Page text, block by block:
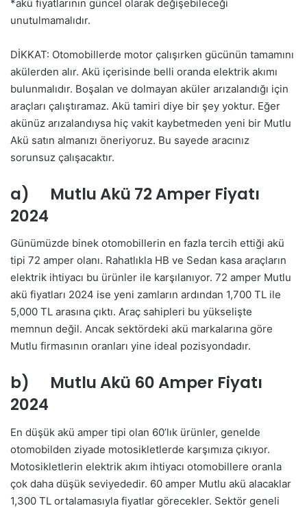
*akü fiyatlarının güncel olarak değişebileceği
unutulmamalıdır.
DİKKAT: Otomobillerde motor çalışırken gücünün tamamını
akülerden alır. Akü içerisinde belli oranda elektrik akımı
bulunmalıdır. Boşalan ve dolmayan aküler arızalandığı için
araçları çalıştıramaz. Akü tamiri diye bir şey yoktur. Eğer
akünüz arızalandıysa hiç vakit kaybetmeden yeni bir Mutlu
Akü satın almanızı öneriyoruz. Bu sayede aracınız
sorunsuz çalışacaktır.
a) Mutlu Akü 72 Amper Fiyatı
2024
Günümüzde binek otomobillerin en fazla tercih ettiği akü
tipi 72 amper olanı. Rahatlıkla HB ve Sedan kasa araçların
elektrik ihtiyacı bu ürünler ile karşılanıyor. 72 amper Mutlu
akü fiyatları 2024 ise yeni zamların ardından 1,700 TL ile
5,000 TL arasına çıktı. Araç sahipleri bu yükselişte
memnun değil. Ancak sektördeki akü markalarına göre
Mutlu firmasının oranları yine ideal pozisyondadır.
b) Mutlu Akü 60 Amper Fiyatı
2024
En düşük akü amper tipi olan 60’lık ürünler, genelde
otomobilden ziyade motosikletlerde karşımıza çıkıyor.
Motosikletlerin elektrik akım ihtiyacı otomobillere oranla
çok daha düşük seviyededir. 60 amper Mutlu akü alacaklar
1,300 TL ortalamasıyla fiyatlar görecekler. Sektör geneli